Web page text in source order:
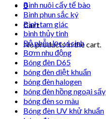
0
Cart
No products in the cart.
Bình nuôi cấy tế bào
Bình phun sắc ký
Bình tam giác
bình thủy tinh
Bộ phễu lọc vi sinh
Bơm nhu động
Bóng đèn D65
bóng đèn diệt khuẩn
bóng đèn halogen
bóng đèn hồng ngoại sấy
bóng đèn so màu
Bóng đèn UV khử khuẩn